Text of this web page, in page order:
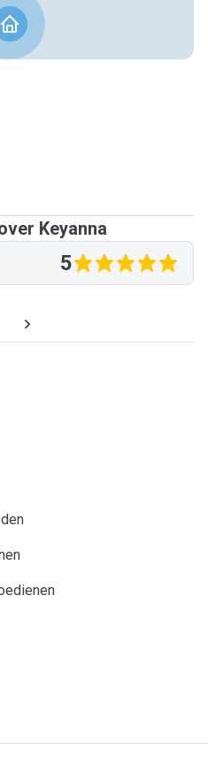
Keyanna
5